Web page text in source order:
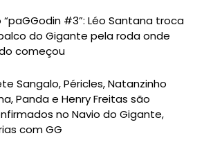
“paGGodin #3”: Léo Santana troca
do Gigante pela roda onde
começou
Sangalo, Péricles, Natanzinho
Panda e Henry Freitas são
no Navio do Gigante,
com GG